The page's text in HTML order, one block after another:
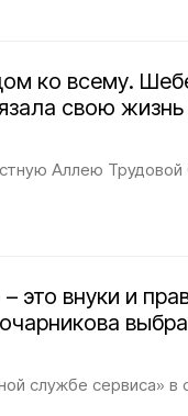
ко всему.
свою жизнь
Аллею Трудовой
это внуки и
службе сервиса» в